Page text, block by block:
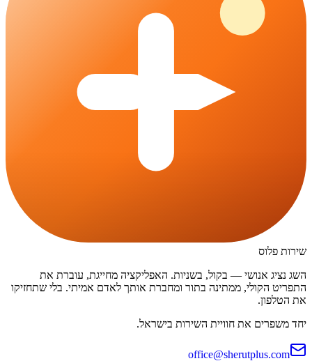
שירות פלוס
השג נציג אנושי — בקול, בשניות. האפליקציה מחייגת, עוברת את
התפריט הקולי, ממתינה בתור ומחברת אותך לאדם אמיתי. בלי שתחזיקו
את הטלפון.
יחד משפרים את חוויית השירות בישראל.
office@sherutplus.com